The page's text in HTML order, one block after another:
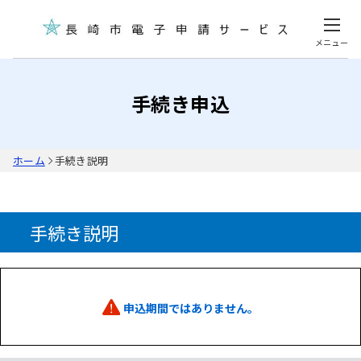
メニュー
手続き申込
ホーム 手続き説明
手続き説明
申込期間ではありません。